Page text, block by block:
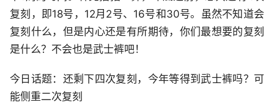
复刻，即18号，12月2号、16号和30号。虽然不知道会
复刻什么，但是内心还是有所期待，你们最想要的复刻
是什么？不会也是武士裤吧！
今日话题：还剩下四次复刻，今年等得到武士裤吗？可
能侧重二次复刻